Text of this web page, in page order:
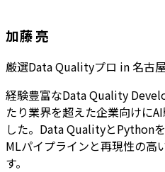
加藤 亮
厳選Data Qualityプロ in 名古
経験豊富なData Quality
たり業界を超えた企業向けに
した。Data QualityとPython
MLパイプラインと再現性の高
す。